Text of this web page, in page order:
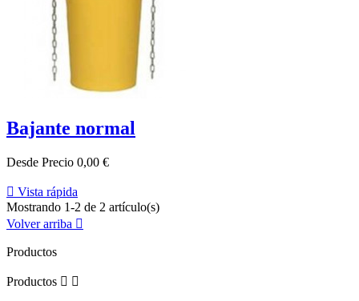
Bajante normal
Desde Precio 0,00 €
 Vista rápida
Mostrando 1-2 de 2 artículo(s)
Volver arriba 
Productos
Productos  